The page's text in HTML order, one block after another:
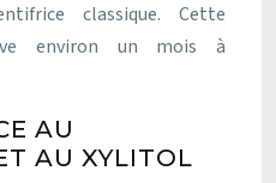
classique. Cette
environ un mois à
AU
AU XYLITOL